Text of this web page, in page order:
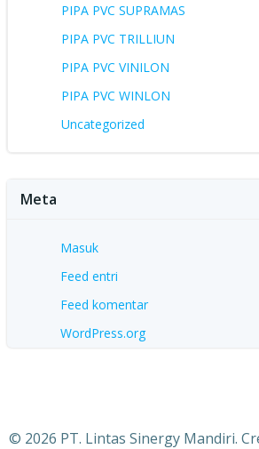
PIPA PVC SUPRAMAS
PIPA PVC TRILLIUN
PIPA PVC VINILON
PIPA PVC WINLON
Uncategorized
Meta
Masuk
Feed entri
Feed komentar
WordPress.org
© 2026 PT. Lintas Sinergy Mandiri.